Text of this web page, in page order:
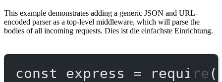
This example demonstrates adding a generic JSON and URL-
encoded parser as a top-level middleware, which will parse the
bodies of all incoming requests. Dies ist die einfachste Einrichtung.
const express = require (